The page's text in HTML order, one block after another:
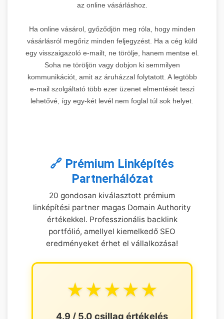
az online vásárláshoz.
Ha online vásárol, győződjön meg róla, hogy minden
vásárlásról megőriz minden feljegyzést. Ha a cég küld
egy visszaigazoló e-mailt, ne törölje, hanem mentse el.
Soha ne töröljön vagy dobjon ki semmilyen
kommunikációt, amit az áruházzal folytatott. A legtöbb
e-mail szolgáltató több ezer üzenet elmentését teszi
lehetővé, így egy-két levél nem foglal túl sok helyet.
🔗 Prémium Linképítés
Partnerhálózat
20 gondosan kiválasztott prémium
linképítési partner magas Domain Authority
értékekkel. Professzionális backlink
portfólió, amellyel kiemelkedő SEO
eredményeket érhet el vállalkozása!
★★★★★
4.9 / 5.0 csillag értékelés